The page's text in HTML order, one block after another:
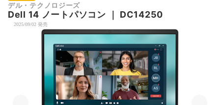
デル・テクノロジーズ
Dell 14 ノートパソコン ｜ DC14250
2025/09/02 発売